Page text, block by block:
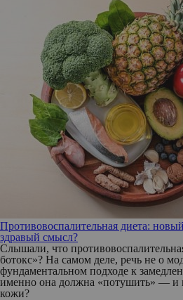
Противовоспалительная диета:
здравый смысл?
Слышали, что
ботокс»? На самом деле, речь не о
фундаментальном подходе к
именно она должна «потушить» — и
кожи?